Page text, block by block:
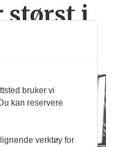
størst i
bruker vi
kan reservere
verktøy for